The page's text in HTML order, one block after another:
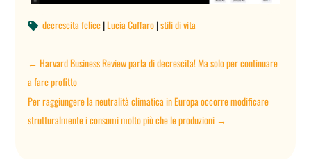
 decrescita felice|Lucia Cuffaro|stili di vita
←Harvard Business Review parla di decrescita! Ma solo per continuare
a fare profitto
Per raggiungere la neutralità climatica in Europa occorre modificare
strutturalmente i consumi molto più che le produzioni →